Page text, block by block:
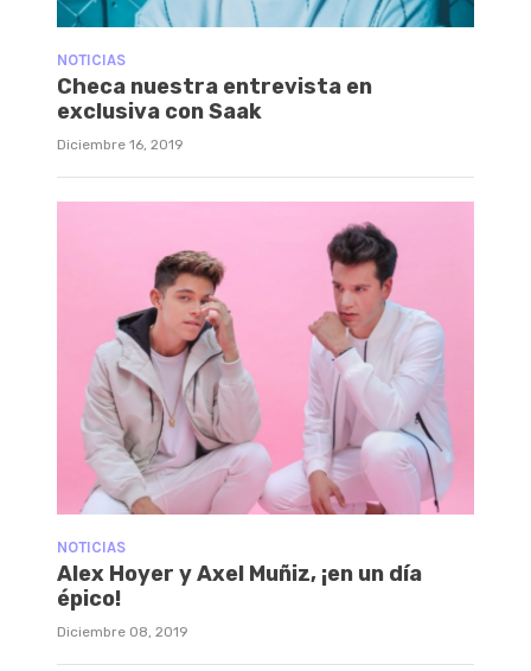
NOTICIAS
Checa nuestra entrevista en
exclusiva con Saak
Diciembre 16, 2019
NOTICIAS
Alex Hoyer y Axel Muñiz, ¡en un día
épico!
Diciembre 08, 2019